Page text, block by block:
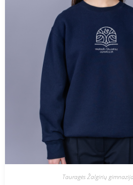
Tauragės Žalgirių gimnazija